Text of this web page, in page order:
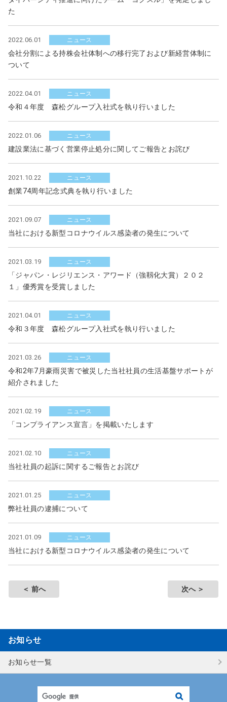
ー
に
移
動
た
2022.06.01 ニュース
会社分割による持株会社体制への移行完了および新経営体制に
ついて
2022.04.01 ニュース
令和４年度 森松グループ入社式を執り行いました
2022.01.06 ニュース
建設業法に基づく営業停止処分に関してご報告とお詫び
2021.10.22 ニュース
創業74周年記念式典を執り行いました
2021.09.07 ニュース
当社における新型コロナウイルス感染者の発生について
2021.03.19 ニュース
「ジャパン・レジリエンス・アワード（強靱化大賞）２０２
１」優秀賞を受賞しました
2021.04.01 ニュース
令和３年度 森松グループ入社式を執り行いました
2021.03.26 ニュース
令和2年7月豪雨災害で被災した当社社員の生活基盤サポートが
紹介されました
2021.02.19 ニュース
「コンプライアンス宣言」を掲載いたします
2021.02.10 ニュース
当社社員の起訴に関するご報告とお詫び
2021.01.25 ニュース
弊社社員の逮捕について
2021.01.09 ニュース
当社における新型コロナウイルス感染者の発生について
前へ 次へ
お知らせ
お知らせ一覧